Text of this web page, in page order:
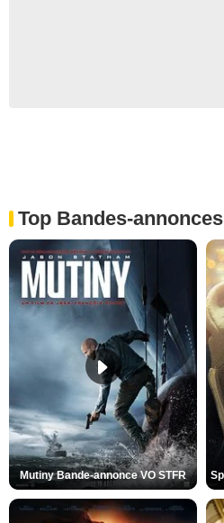
Top Bandes-annonces
Mutiny Bande-annonce VO STFR